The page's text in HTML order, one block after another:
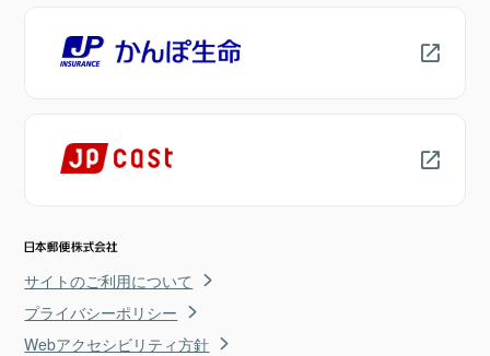
サイトのご利用について
プライバシーポリシー
Webアクセシビリティ方針